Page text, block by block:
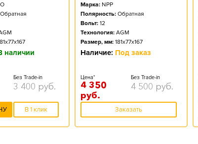
Обратная
наличии
Без Trade-in
3 400 руб.
В 1 клик
Марка: NPP
Полярность: Обратная
Вольт: 12
Технология: AGM
Размер, мм: 181x77x167
Наличие: Под заказ
Цена*
4 350
руб.
Без Trade-in
4 500 руб.
Заказать